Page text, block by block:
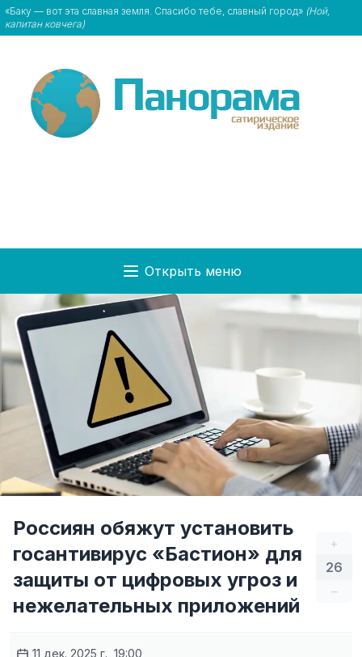
«Баку — вот эта славная земля. Спасибо тебе, славный город» (Ной,
капитан ковчега)
Открыть меню
+
26
–
Россиян обяжут установить
госантивирус «Бастион» для
защиты от цифровых угроз и
нежелательных приложений
11 дек. 2025 г., 19:00